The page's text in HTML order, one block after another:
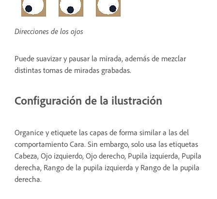
Direcciones de los ojos
Puede suavizar y pausar la mirada, además de mezclar
distintas tomas de miradas grabadas.
Configuración de la ilustración
Organice y etiquete las capas de forma similar a las del
comportamiento Cara. Sin embargo, solo usa las etiquetas
Cabeza, Ojo izquierdo, Ojo derecho, Pupila izquierda, Pupila
derecha, Rango de la pupila izquierda y Rango de la pupila
derecha.